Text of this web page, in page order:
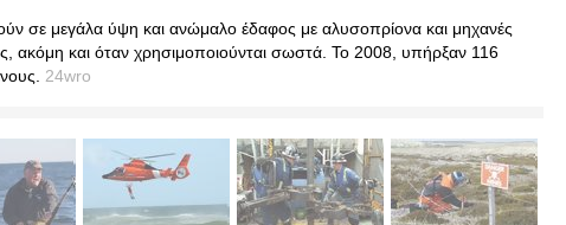
σε μεγάλα ύψη και ανώμαλο έδαφος με αλυσοπρίονα και μηχανές
ακόμη και όταν χρησιμοποιούνται σωστά. Το 2008, υπήρξαν 116
24wro